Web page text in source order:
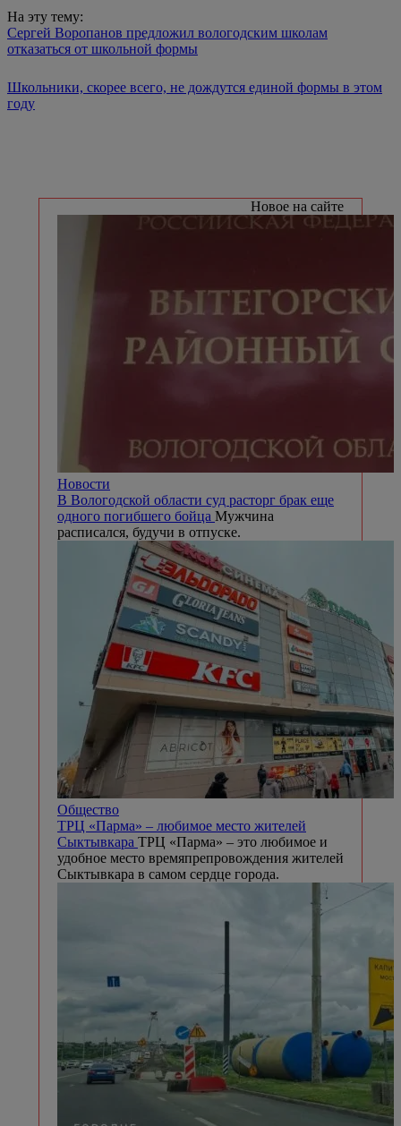
На эту тему:
Сергей Воропанов предложил вологодским школам
отказаться от школьной формы
Школьники, скорее всего, не дождутся единой формы в этом
году
Новое на сайте
Новости
В Вологодской области суд расторг брак еще
одного погибшего бойца Мужчина
расписался, будучи в отпуске.
Общество
ТРЦ «Парма» – любимое место жителей
Сыктывкара ТРЦ «Парма» – это любимое и
удобное место времяпрепровождения жителей
Сыктывкара в самом сердце города.